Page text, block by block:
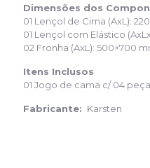
Dimensões dos
01 Lençol de Cima (AxL):
01 Lençol com Elástico
02 Fronha (AxL): 500×700
Itens Inclusos
01 Jogo de cama c/ 04
Fabricante: Karsten